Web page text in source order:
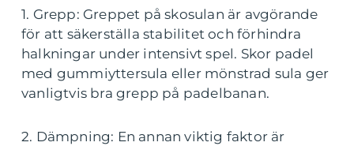
1. Grepp: Greppet på skosulan är avgörande
för att säkerställa stabilitet och förhindra
halkningar under intensivt spel. Skor padel
med gummiyttersula eller mönstrad sula ger
vanligtvis bra grepp på padelbanan.
2. Dämpning: En annan viktig faktor är